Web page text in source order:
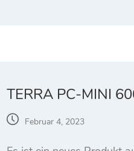
TERRA PC-MINI
Februar 4, 2023